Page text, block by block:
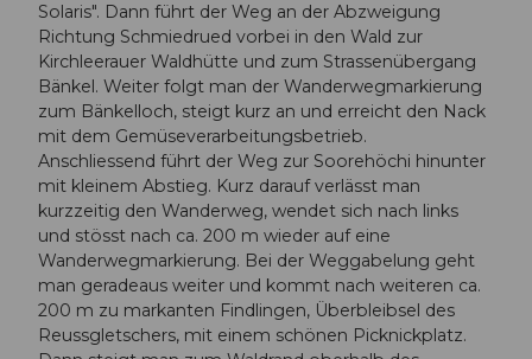
Solaris". Dann führt der Weg an der Abzweigung
Richtung Schmiedrued vorbei in den Wald zur
Kirchleerauer Waldhütte und zum Strassenübergang
Bänkel. Weiter folgt man der Wanderwegmarkierung
zum Bänkelloch, steigt kurz an und erreicht den Nack
mit dem Gemüseverarbeitungsbetrieb.
Anschliessend führt der Weg zur Soorehöchi hinunter
mit kleinem Abstieg. Kurz darauf verlässt man
kurzzeitig den Wanderweg, wendet sich nach links
und stösst nach ca. 200 m wieder auf eine
Wanderwegmarkierung. Bei der Weggabelung geht
man geradeaus weiter und kommt nach weiteren ca.
200 m zu markanten Findlingen, Überbleibsel des
Reussgletschers, mit einem schönen Picknickplatz.